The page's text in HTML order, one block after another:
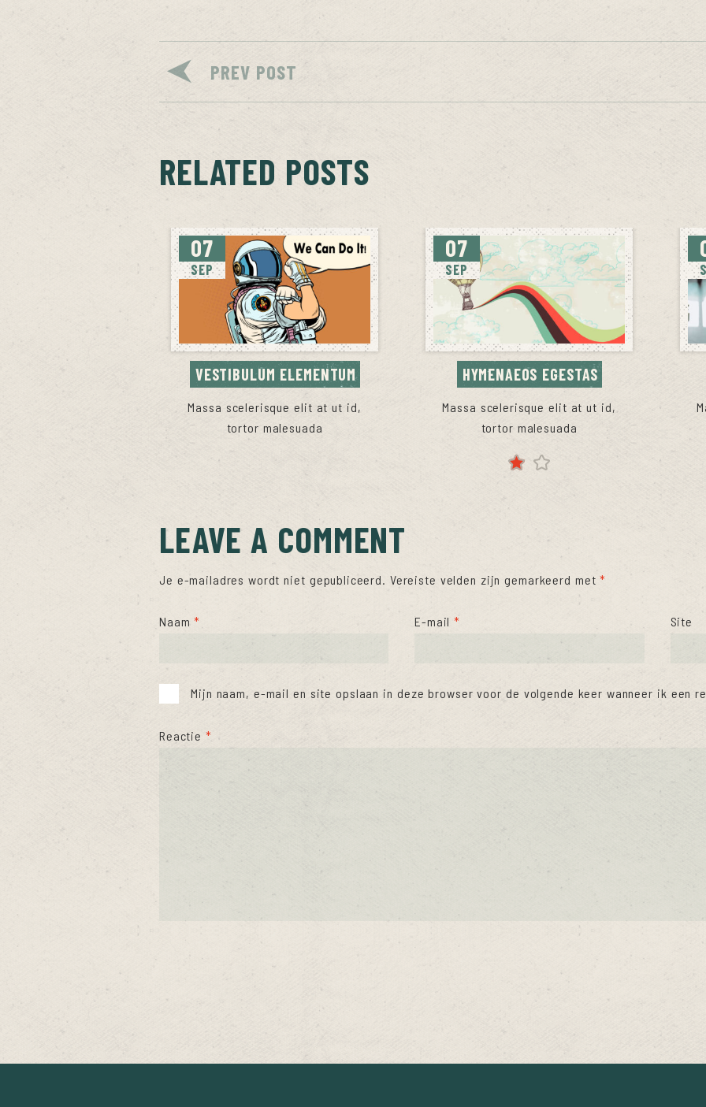
PREV POST
RELATED POSTS
07
SEP
VESTIBULUM ELEMENTUM
Massa scelerisque elit at ut id,
tortor malesuada
07
SEP
HYMENAEOS EGESTAS
Massa scelerisque elit at ut id,
tortor malesuada
LEAVE A COMMENT
Je e-mailadres wordt niet gepubliceerd. Vereiste velden zijn gemarkeerd met*
Naam* E-mail* Site
Mijn naam, e-mail en site opslaan in deze browser voor de volgende keer wanneer ik een
Reactie *